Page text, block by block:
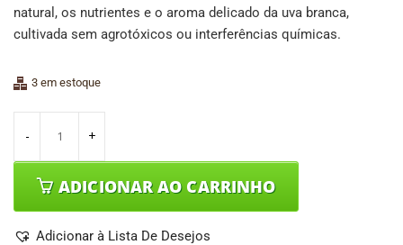
natural, os nutrientes e o aroma delicado da uva branca,
cultivada sem agrotóxicos ou interferências químicas.
3 em estoque
ADICIONAR AO CARRINHO
Adicionar à Lista De Desejos